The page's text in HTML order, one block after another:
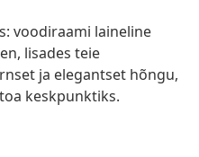
voodiraami laineline
lisades teie
ja elegantset hõngu,
keskpunktiks.